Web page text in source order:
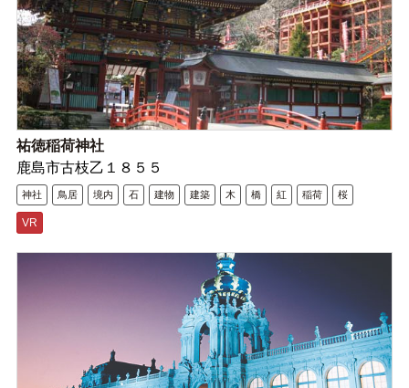
祐徳稲荷神社
鹿島市古枝乙１８５５
神社 鳥居 境内 石 建物 建築 木 橋 紅 稲荷 桜
VR